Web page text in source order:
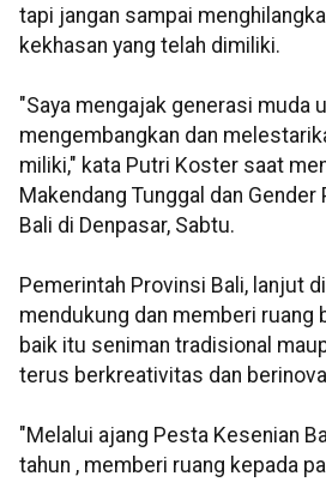
tapi jangan sampai
kekhasan yang telah dimiliki.
"Saya mengajak generasi muda
mengembangkan dan
miliki," kata Putri Koster saat
Makendang Tunggal dan
Bali di Denpasar, Sabtu.
Pemerintah Provinsi Bali, lanjut
mendukung dan memberi ruang
baik itu seniman tradisional
terus berkreativitas dan
"Melalui ajang Pesta Kesenian
tahun , memberi ruang kepada